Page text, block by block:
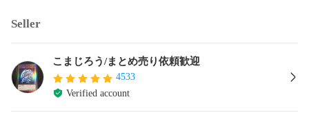
Seller
こまじろう/まとめ売り依頼歓迎
4533
Verified account